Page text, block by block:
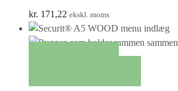
kr. 171,22 ekskl. moms